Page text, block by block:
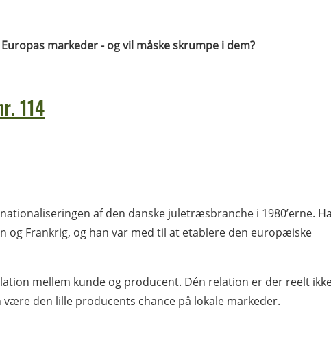
markeder - og vil måske skrumpe i dem?
114
af den danske juletræsbranche i 1980’erne.
og Frankrig, og han var med til at etablere den europæiske
mellem kunde og producent. Dén relation er der reelt
den lille producents chance på lokale markeder.